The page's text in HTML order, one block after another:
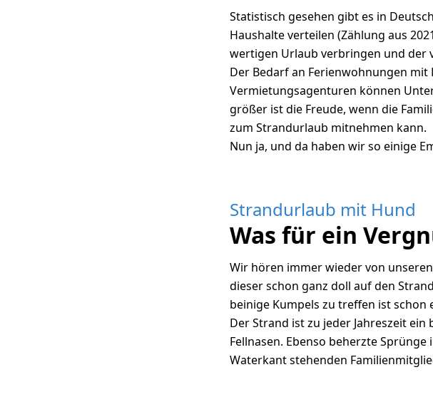
Statistisch gesehen gibt es in
Haushalte verteilen (Zählung aus
wertigen Urlaub verbringen und der
Der Bedarf an Ferienwohnungen
Vermietungsagenturen können
größer ist die Freude, wenn die
zum Strandurlaub mitnehmen kann.
Nun ja, und da haben wir so einige
Strandurlaub mit Hund
Was für ein
Wir hören immer wieder von
dieser schon ganz doll auf den
beinige Kumpels zu treffen ist schon
Der Strand ist zu jeder Jahreszeit
Fellnasen. Ebenso beherzte
Waterkant stehenden